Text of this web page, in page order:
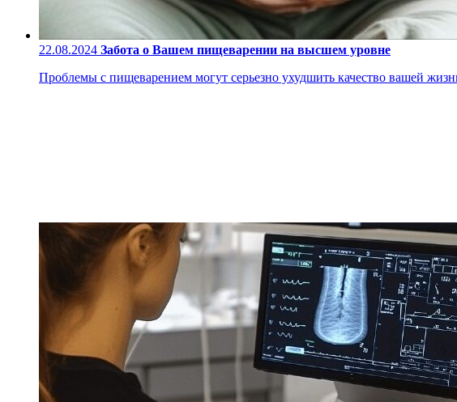
22.08.2024 Забота о Вашем пищеварении на высшем уровне
Проблемы с пищеварением могут серьезно ухудшить качество вашей